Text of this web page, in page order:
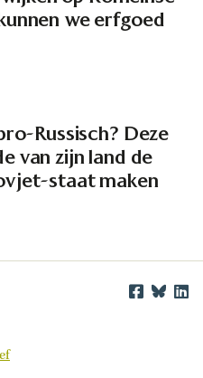
we erfgoed
Russisch? Deze
van zijn land de
staat maken